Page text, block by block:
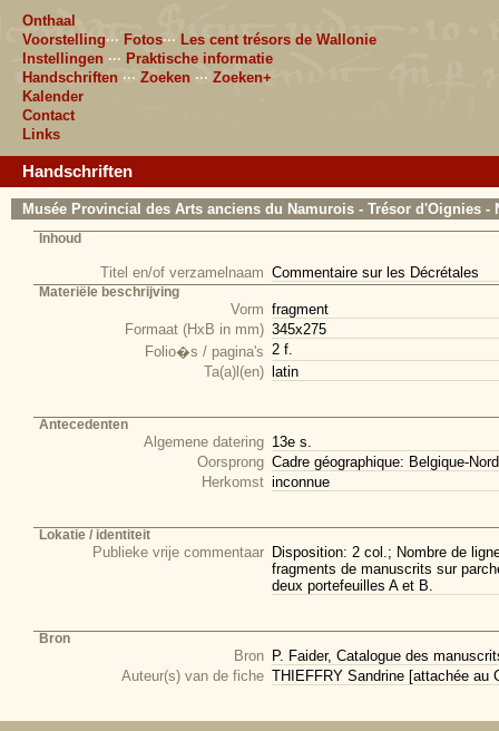
Onthaal
Voorstelling··· Fotos··· Les cent trésors de Wallonie
Instellingen ··· Praktische informatie
Handschriften ··· Zoeken ··· Zoeken+
Kalender
Contact
Links
Handschriften
Musée Provincial des Arts anciens du Namurois - Trésor d'Oignies -
Inhoud
Titel en/of verzamelnaam Commentaire sur les Décrétales
Materiële beschrijving
Vorm fragment
Formaat (HxB in mm) 345x275
Folio�s / pagina's 2 f.
Ta(a)l(en)
latin
Antecedenten
Algemene datering 13e s.
Oorsprong Cadre géographique: Belgique-
Herkomst inconnue
Lokatie / identiteit
Publieke vrije commentaar Disposition: 2 col.; Nombre de
fragments de manuscrits sur
deux portefeuilles A et B.
Bron
Bron P. Faider, Catalogue des
Auteur(s) van de fiche THIEFFRY Sandrine [attachée au